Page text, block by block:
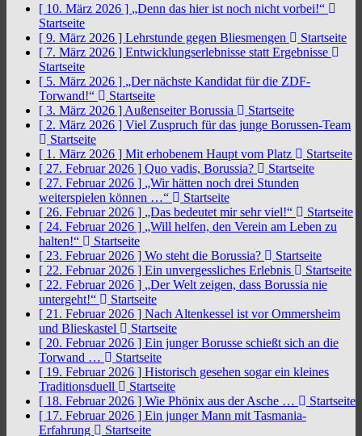
[ 10. März 2026 ] „Denn das hier ist noch nicht vorbei!“
Startseite
[ 9. März 2026 ] Lehrstunde gegen Bliesmengen
Startseite
[ 7. März 2026 ] Entwicklungserlebnisse statt Ergebnisse
Startseite
[ 5. März 2026 ] „Der nächste Kandidat für die ZDF-
Torwand!“
Startseite
[ 3. März 2026 ] Außenseiter Borussia
Startseite
[ 2. März 2026 ] Viel Zuspruch für das junge Borussen-Team
Startseite
[ 1. März 2026 ] Mit erhobenem Haupt vom Platz
Startseite
[ 27. Februar 2026 ] Quo vadis, Borussia?
Startseite
[ 27. Februar 2026 ] „Wir hätten noch drei Stunden
weiterspielen können …“
Startseite
[ 26. Februar 2026 ] „Das bedeutet mir sehr viel!“
Startseite
[ 24. Februar 2026 ] „Will helfen, den Verein am Leben zu
halten!“
Startseite
[ 23. Februar 2026 ] Wo steht die Borussia?
Startseite
[ 22. Februar 2026 ] Ein unvergessliches Erlebnis
Startseite
[ 22. Februar 2026 ] „Der Welt zeigen, dass Borussia nie
untergeht!“
Startseite
[ 21. Februar 2026 ] Nach Altenkessel ist vor Ommersheim
und Blieskastel
Startseite
[ 20. Februar 2026 ] Ein junger Borusse schießt sich an die
Torwand …
Startseite
[ 19. Februar 2026 ] Historisch gesehen sogar ein kleines
Traditionsduell
Startseite
[ 18. Februar 2026 ] Wie Phönix aus der Asche …
Startseite
[ 17. Februar 2026 ] Ein junger Mann mit Tasmania-
Erfahrung
Startseite